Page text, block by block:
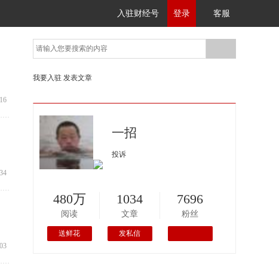
入驻财经号 登录 客服
我要入驻 发表文章
一招
投诉
480万
阅读
送鲜花
1034
文章
发私信
7696
粉丝